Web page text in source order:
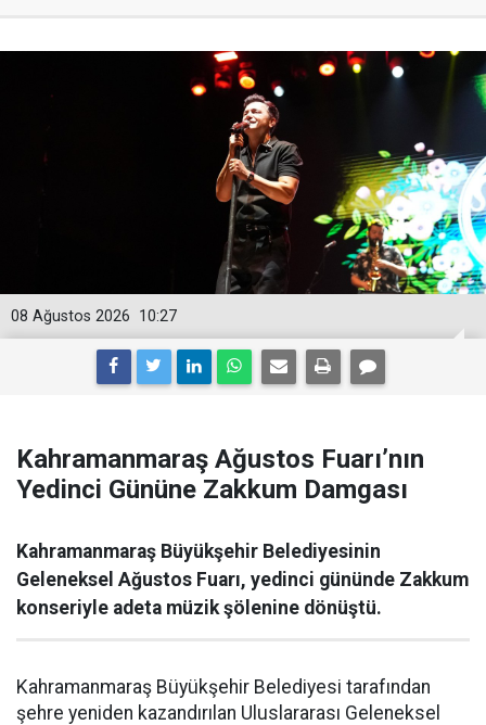
10:27
08 Ağustos 2026
Kahramanmaraş Ağustos Fuarı’nın
Yedinci Gününe Zakkum Damgası
Kahramanmaraş Büyükşehir Belediyesinin
Geleneksel Ağustos Fuarı, yedinci gününde Zakkum
konseriyle adeta müzik şölenine dönüştü.
Kahramanmaraş Büyükşehir Belediyesi tarafından
şehre yeniden kazandırılan Uluslararası Geleneksel